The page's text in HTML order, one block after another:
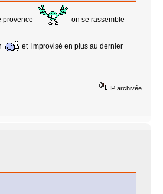
provence on se rassemble
et improvisé en plus au dernier
IP archivée